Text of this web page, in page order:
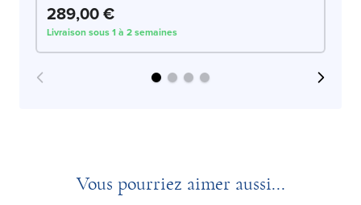
289,00 €
Livraison sous 1 à 2 semaines
Vous pourriez aimer aussi...